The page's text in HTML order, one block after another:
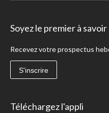
Soyez le premier à savoir
Recevez votre prospectus
S'inscrire
Téléchargez l'appli